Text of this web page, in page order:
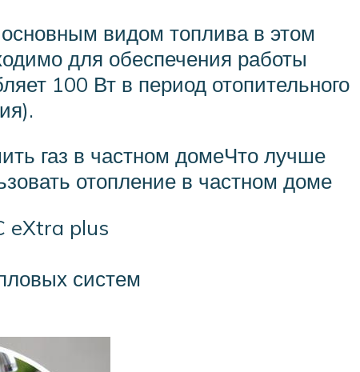
видом топлива в этом
для обеспечения работы
100 Вт в период отопительного
газ в частном домеЧто лучше
отопление в частном доме
eXtra plus
систем